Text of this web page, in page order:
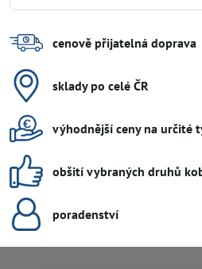
cenově přijatelná doprava
sklady po celé ČR
výhodnější ceny na určité
obšití vybraných druhů
poradenství